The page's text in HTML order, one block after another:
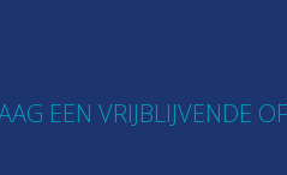
EEN VRIJBLIJVENDE